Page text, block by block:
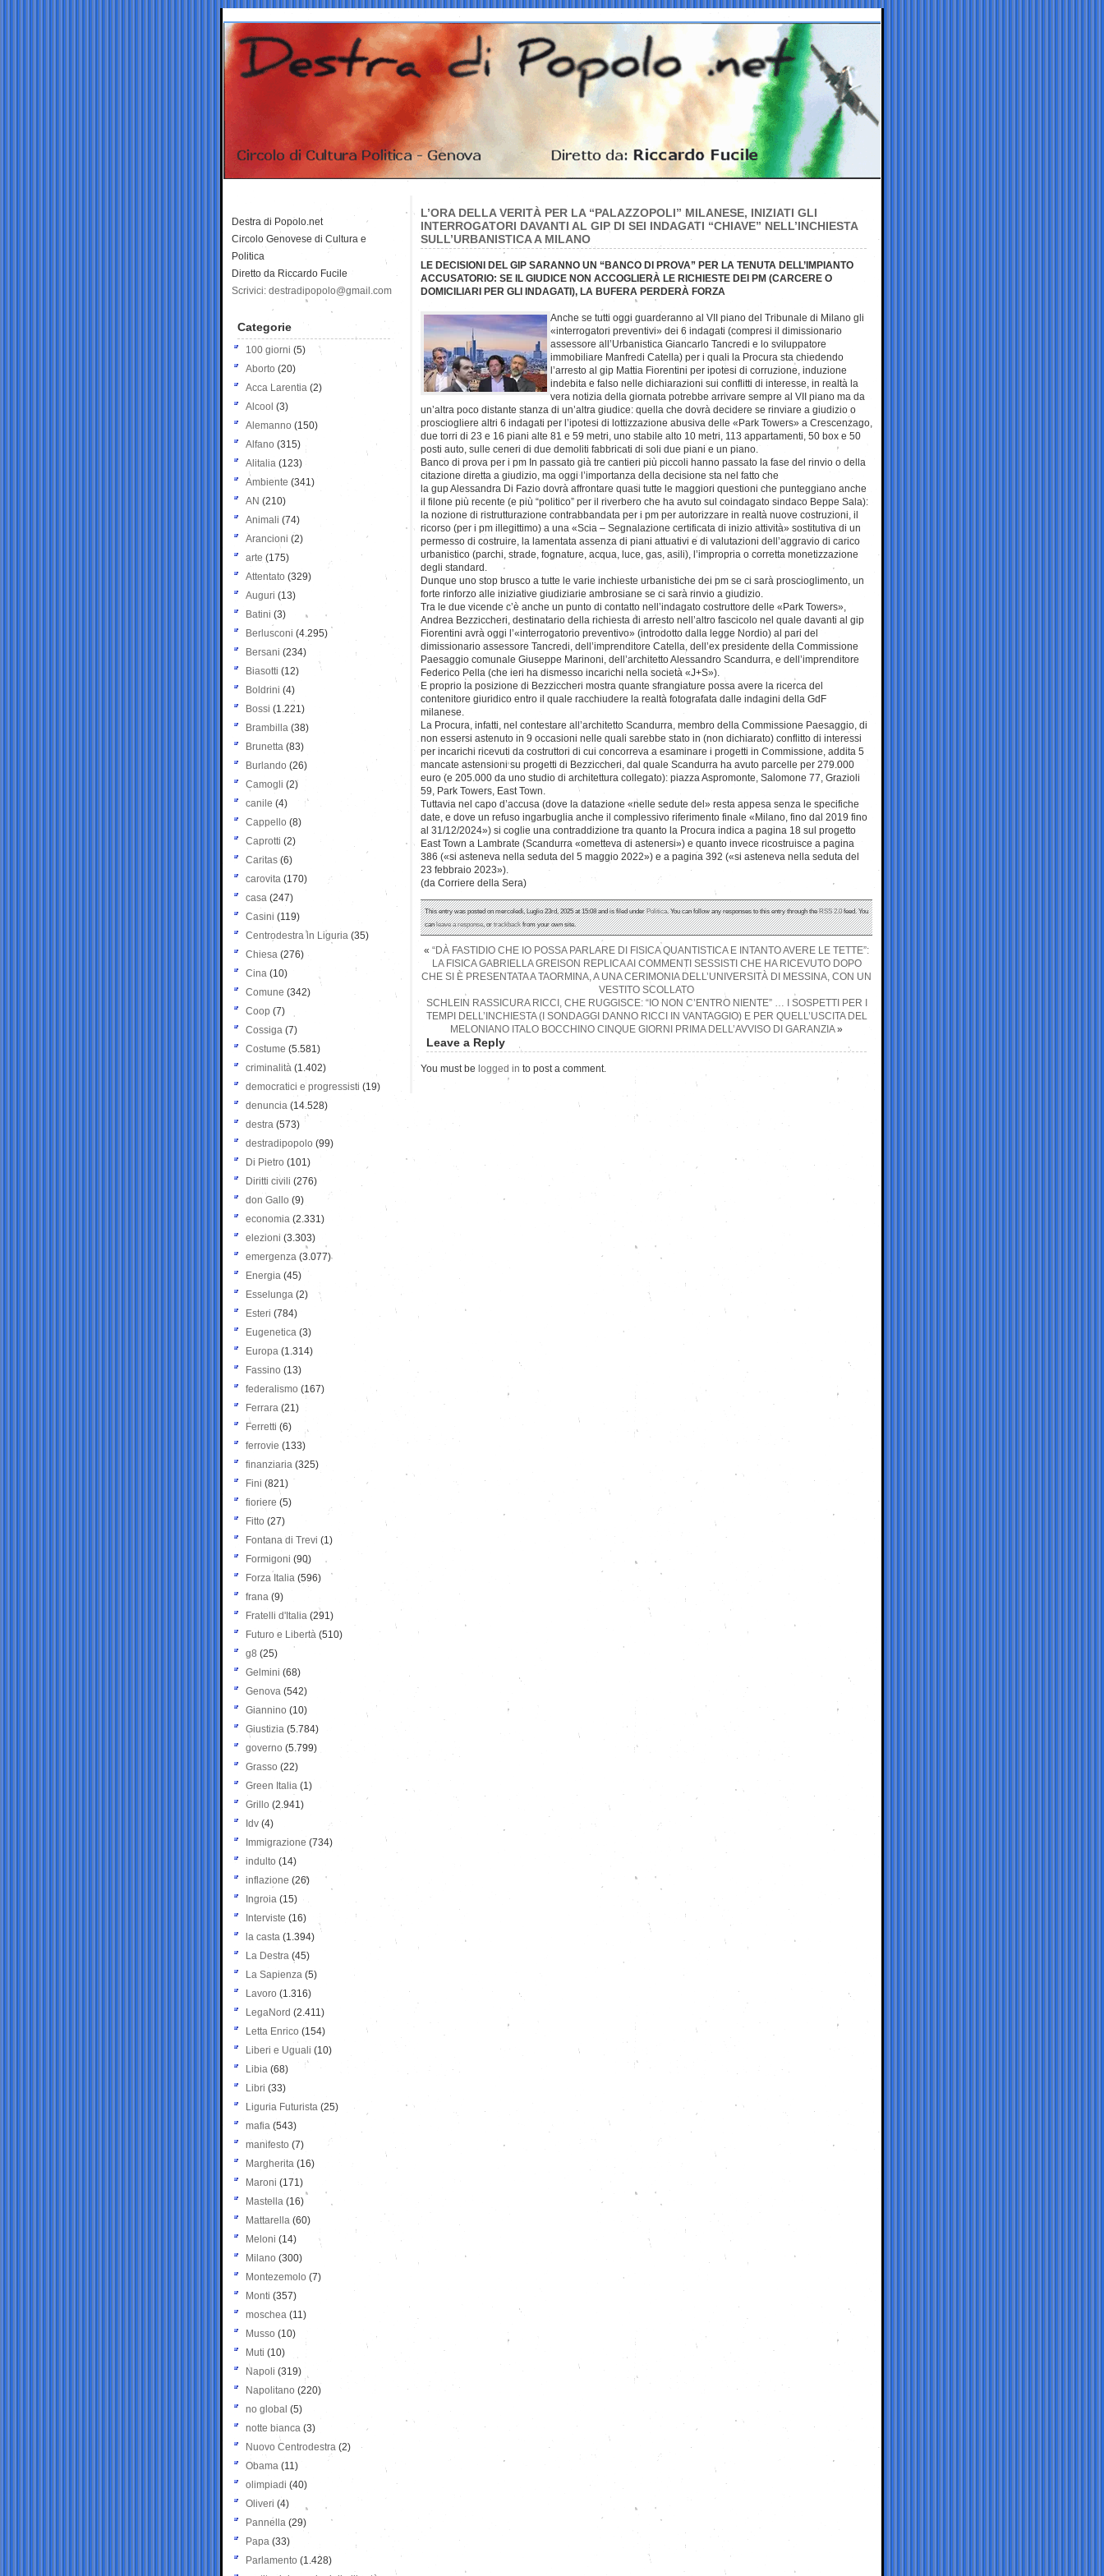
L’ORA DELLA VERITÀ PER LA “PALAZZOPOLI” MILANESE, INIZIATI GLI
INTERROGATORI DAVANTI AL GIP DI SEI INDAGATI “CHIAVE” NELL’INCHIESTA
SULL’URBANISTICA A MILANO
LE DECISIONI DEL GIP SARANNO UN “BANCO DI PROVA” PER LA TENUTA DELL’IMPIANTO
ACCUSATORIO: SE IL GIUDICE NON ACCOGLIERÀ LE RICHIESTE DEI PM (CARCERE O
DOMICILIARI PER GLI INDAGATI), LA BUFERA PERDERÀ FORZA
Anche se tutti oggi guarderanno al VII piano del Tribunale di Milano gli
«interrogatori preventivi» dei 6 indagati (compresi il dimissionario
assessore all’Urbanistica Giancarlo Tancredi e lo sviluppatore
immobiliare Manfredi Catella) per i quali la Procura sta chiedendo
l’arresto al gip Mattia Fiorentini per ipotesi di corruzione, induzione
indebita e falso nelle dichiarazioni sui conflitti di interesse, in realtà la
vera notizia della giornata potrebbe arrivare sempre al VII piano ma da
un’altra poco distante stanza di un’altra giudice: quella che dovrà decidere se rinviare a giudizio o
prosciogliere altri 6 indagati per l’ipotesi di lottizzazione abusiva delle «Park Towers» a Crescenzago,
due torri di 23 e 16 piani alte 81 e 59 metri, uno stabile alto 10 metri, 113 appartamenti, 50 box e 50
posti auto, sulle ceneri di due demoliti fabbricati di soli due piani e un piano.
Banco di prova per i pm In passato già tre cantieri più piccoli hanno passato la fase del rinvio o della
citazione diretta a giudizio, ma oggi l’importanza della decisione sta nel fatto che
la gup Alessandra Di Fazio dovrà affrontare quasi tutte le maggiori questioni che punteggiano anche
il filone più recente (e più “politico” per il riverbero che ha avuto sul coindagato sindaco Beppe Sala):
la nozione di ristrutturazione contrabbandata per i pm per autorizzare in realtà nuove costruzioni, il
ricorso (per i pm illegittimo) a una «Scia – Segnalazione certificata di inizio attività» sostitutiva di un
permesso di costruire, la lamentata assenza di piani attuativi e di valutazioni dell’aggravio di carico
urbanistico (parchi, strade, fognature, acqua, luce, gas, asili), l’impropria o corretta monetizzazione
degli standard.
Dunque uno stop brusco a tutte le varie inchieste urbanistiche dei pm se ci sarà proscioglimento, un
forte rinforzo alle iniziative giudiziarie ambrosiane se ci sarà rinvio a giudizio.
Tra le due vicende c’è anche un punto di contatto nell’indagato costruttore delle «Park Towers»,
Andrea Bezziccheri, destinatario della richiesta di arresto nell’altro fascicolo nel quale davanti al gip
Fiorentini avrà oggi l’«interrogatorio preventivo» (introdotto dalla legge Nordio) al pari del
dimissionario assessore Tancredi, dell’imprenditore Catella, dell’ex presidente della Commissione
Paesaggio comunale Giuseppe Marinoni, dell’architetto Alessandro Scandurra, e dell’imprenditore
Federico Pella (che ieri ha dismesso incarichi nella società «J+S»).
E proprio la posizione di Bezziccheri mostra quante sfrangiature possa avere la ricerca del
contenitore giuridico entro il quale racchiudere la realtà fotografata dalle indagini della GdF
milanese.
La Procura, infatti, nel contestare all’architetto Scandurra, membro della Commissione Paesaggio, di
non essersi astenuto in 9 occasioni nelle quali sarebbe stato in (non dichiarato) conflitto di interessi
per incarichi ricevuti da costruttori di cui concorreva a esaminare i progetti in Commissione, addita 5
mancate astensioni su progetti di Bezziccheri, dal quale Scandurra ha avuto parcelle per 279.000
euro (e 205.000 da uno studio di architettura collegato): piazza Aspromonte, Salomone 77, Grazioli
59, Park Towers, East Town.
Tuttavia nel capo d’accusa (dove la datazione «nelle sedute del» resta appesa senza le specifiche
date, e dove un refuso ingarbuglia anche il complessivo riferimento finale «Milano, fino dal 2019 fino
al 31/12/2024») si coglie una contraddizione tra quanto la Procura indica a pagina 18 sul progetto
East Town a Lambrate (Scandurra «ometteva di astenersi») e quanto invece ricostruisce a pagina
386 («si asteneva nella seduta del 5 maggio 2022») e a pagina 392 («si asteneva nella seduta del
23 febbraio 2023»).
(da Corriere della Sera)
This entry was posted on mercoledì, Luglio 23rd, 2025 at 15:08 and is filed underPolitica. You can follow any responses to this entry through theRSS 2.0feed. You
canleave a response, ortrackbackfrom your own site.
« “DÀ FASTIDIO CHE IO POSSA PARLARE DI FISICA QUANTISTICA E INTANTO AVERE LE TETTE”:
LA FISICA GABRIELLA GREISON REPLICA AI COMMENTI SESSISTI CHE HA RICEVUTO DOPO
CHE SI È PRESENTATA A TAORMINA, A UNA CERIMONIA DELL’UNIVERSITÀ DI MESSINA, CON UN
VESTITO SCOLLATO
SCHLEIN RASSICURA RICCI, CHE RUGGISCE: “IO NON C’ENTRO NIENTE” … I SOSPETTI PER I
TEMPI DELL’INCHIESTA (I SONDAGGI DANNO RICCI IN VANTAGGIO) E PER QUELL’USCITA DEL
MELONIANO ITALO BOCCHINO CINQUE GIORNI PRIMA DELL’AVVISO DI GARANZIA»
Leave a Reply
You must be logged in to post a comment.
Destra di Popolo.net
Circolo Genovese di Cultura e
Politica
Diretto da Riccardo Fucile
Scrivici: destradipopolo@gmail.com
Categorie
100 giorni (5)
Aborto (20)
Acca Larentia (2)
Alcool (3)
Alemanno (150)
Alfano (315)
Alitalia (123)
Ambiente (341)
AN (210)
Animali (74)
Arancioni (2)
arte (175)
Attentato (329)
Auguri (13)
Batini (3)
Berlusconi (4.295)
Bersani (234)
Biasotti (12)
Boldrini (4)
Bossi (1.221)
Brambilla (38)
Brunetta (83)
Burlando (26)
Camogli (2)
canile (4)
Cappello (8)
Caprotti (2)
Caritas (6)
carovita (170)
casa (247)
Casini (119)
Centrodestra in Liguria (35)
Chiesa (276)
Cina (10)
Comune (342)
Coop (7)
Cossiga (7)
Costume (5.581)
criminalità (1.402)
democratici e progressisti (19)
denuncia (14.528)
destra (573)
destradipopolo (99)
Di Pietro (101)
Diritti civili (276)
don Gallo (9)
economia (2.331)
elezioni (3.303)
emergenza (3.077)
Energia (45)
Esselunga (2)
Esteri (784)
Eugenetica (3)
Europa (1.314)
Fassino (13)
federalismo (167)
Ferrara (21)
Ferretti (6)
ferrovie (133)
finanziaria (325)
Fini (821)
fioriere (5)
Fitto (27)
Fontana di Trevi (1)
Formigoni (90)
Forza Italia (596)
frana (9)
Fratelli d'Italia (291)
Futuro e Libertà (510)
g8 (25)
Gelmini (68)
Genova (542)
Giannino (10)
Giustizia (5.784)
governo (5.799)
Grasso (22)
Green Italia (1)
Grillo (2.941)
Idv (4)
Immigrazione (734)
indulto (14)
inflazione (26)
Ingroia (15)
Interviste (16)
la casta (1.394)
La Destra (45)
La Sapienza (5)
Lavoro (1.316)
LegaNord (2.411)
Letta Enrico (154)
Liberi e Uguali (10)
Libia (68)
Libri (33)
Liguria Futurista (25)
mafia (543)
manifesto (7)
Margherita (16)
Maroni (171)
Mastella (16)
Mattarella (60)
Meloni (14)
Milano (300)
Montezemolo (7)
Monti (357)
moschea (11)
Musso (10)
Muti (10)
Napoli (319)
Napolitano (220)
no global (5)
notte bianca (3)
Nuovo Centrodestra (2)
Obama (11)
olimpiadi (40)
Oliveri (4)
Pannella (29)
Papa (33)
Parlamento (1.428)